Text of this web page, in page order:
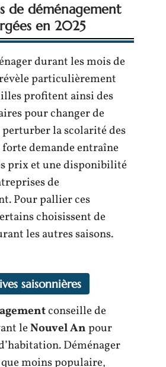
de déménagement
en 2025
durant les mois de
particulièrement
profitent ainsi des
pour changer de
la scolarité des
forte demande entraîne
prix et une disponibilité
de
Pour pallier ces
choisissent de
les autres saisons.
saisonnières
conseille de
leNouvel Anpour
Déménager
moins populaire,